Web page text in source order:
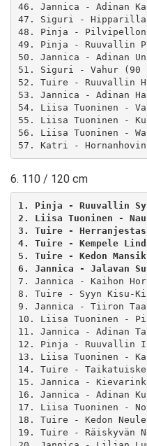
46. Jannica - Adinan
47. Siguri - Hipparilla
48. Pinja - Pilvipellon
49. Pinja - Ruuvallin
50. Jannica - Adinan
51. Siguri - Vahur (90
52. Tuire - Ruuvallin
53. Jannica - Adinan
54. Liisa Tuoninen -
55. Liisa Tuoninen -
56. Liisa Tuoninen -
6. 110 / 120 cm
1. Pinja - Ruuvallin
2. Liisa Tuoninen -
3. Tuire - Herranjestas
4. Tuire - Kempele Lind
5. Tuire - Kedon
6. Jannica - Jalavan
7. Jannica - Kaihon
8. Tuire - Syyn Kisu-
9. Jannica - Tiiron
10. Liisa Tuoninen -
11. Jannica - Adinan
12. Pinja - Ruuvallin
13. Liisa Tuoninen -
14. Tuire - Taikatuiske
15. Jannica -
16. Jannica - Adinan
17. Liisa Tuoninen -
18. Tuire - Kedon
19. Tuire - Räiskyvän